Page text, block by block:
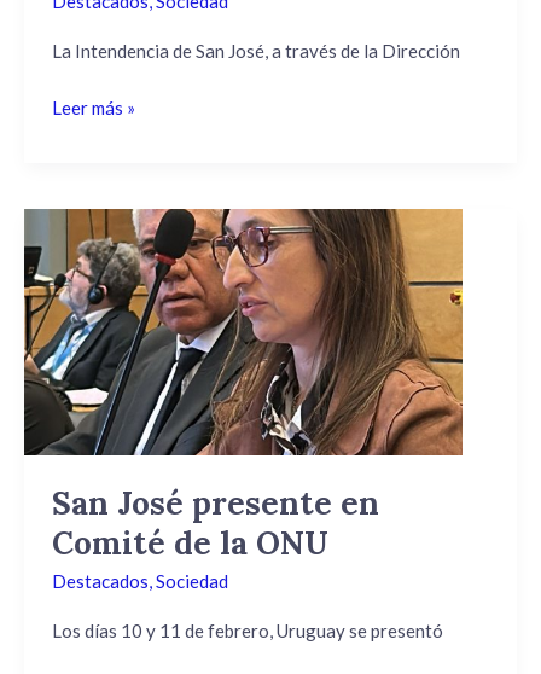
La Intendencia de San José, a través de la Dirección
Leer más »
San José presente en
Comité de la ONU
Destacados,Sociedad
Los días 10 y 11 de febrero, Uruguay se presentó
José
presente
en
Comité
de
la
ONU